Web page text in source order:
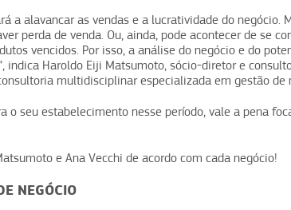
a alavancar as vendas e a lucratividade do negócio.
perda de venda. Ou, ainda, pode acontecer de se
vencidos. Por isso, a análise do negócio e do
indica Haroldo Eiji Matsumoto, sócio-diretor e
multidisciplinar especializada em gestão de
o seu estabelecimento nesse período, vale a pena
e Ana Vecchi de acordo com cada negócio!
NEGÓCIO